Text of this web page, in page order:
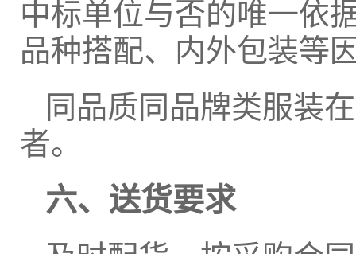
中标单位与否的唯一依
品种搭配、内外包装等
同品质同品牌类服装
者。
六、送货要求